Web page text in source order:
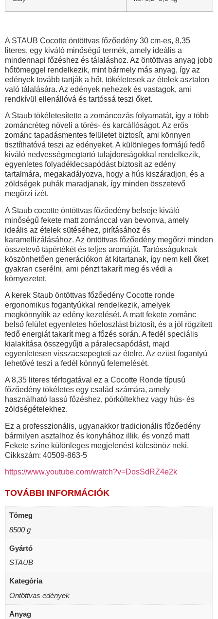
A STAUB Cocotte öntöttvas főzőedény 30 cm-es, 8,35
literes, egy kiváló minőségű termék, amely ideális a
mindennapi főzéshez és tálaláshoz. Az öntöttvas anyag jobb
hőtömeggel rendelkezik, mint bármely más anyag, így az
edények tovább tartják a hőt, tökéletesek az ételek asztalon
való tálalására. Az edények nehezek és vastagok, ami
rendkívül ellenállóvá és tartóssá teszi őket.
A Staub tökéletesítette a zománcozás folyamatát, így a több
zománcréteg növeli a törés- és karcállóságot. Az erős
zománc tapadásmentes felületet biztosít, ami könnyen
tisztíthatóvá teszi az edényeket. A különleges formájú fedő
kiváló nedvességmegtartó tulajdonságokkal rendelkezik,
egyenletes folyadéklecsapódást biztosít az edény
tartalmára, megakadályozva, hogy a hús kiszáradjon, és a
zöldségek puhák maradjanak, így minden összetevő
megőrzi ízét.
A Staub cocotte öntöttvas főzőedény belseje kiváló
minőségű fekete matt zománccal van bevonva, amely
ideális az ételek sütéséhez, pirításához és
karamellizálásához. Az öntöttvas főzőedény megőrzi minden
összetevő tápértékét és teljes aromáját. Tartósságuknak
köszönhetően generációkon át kitartanak, így nem kell őket
gyakran cserélni, ami pénzt takarít meg és védi a
környezetet.
A kerek Staub öntöttvas főzőedény Cocotte ronde
ergonomikus fogantyúkkal rendelkezik, amelyek
megkönnyítik az edény kezelését. A matt fekete zománc
belső felület egyenletes hőeloszlást biztosít, és a jól rögzített
fedő energiát takarít meg a főzés során. A fedél speciális
kialakítása összegyűjti a páralecsapódást, majd
egyenletesen visszacsepegteti az ételre. Az ezüst fogantyú
lehetővé teszi a fedél könnyű felemelését.
A 8,35 literes térfogatával ez a Cocotte Ronde típusú
főzőedény tökéletes egy család számára, amely
használható lassú főzéshez, pörköltekhez vagy hús- és
zöldségételekhez.
Ez a professzionális, ugyanakkor tradicionális főzőedény
bármilyen asztalhoz és konyhához illik, és vonzó matt
Fekete színe különleges megjelenést kölcsönöz neki.
Cikkszám: 40509-863-5
https://www.youtube.com/watch?v=DosSdRZ4e2k
TOVÁBBI INFORMÁCIÓK
Tömeg
8500 g
Gyártó
STAUB
Kategória
Öntöttvas edények
Anyag